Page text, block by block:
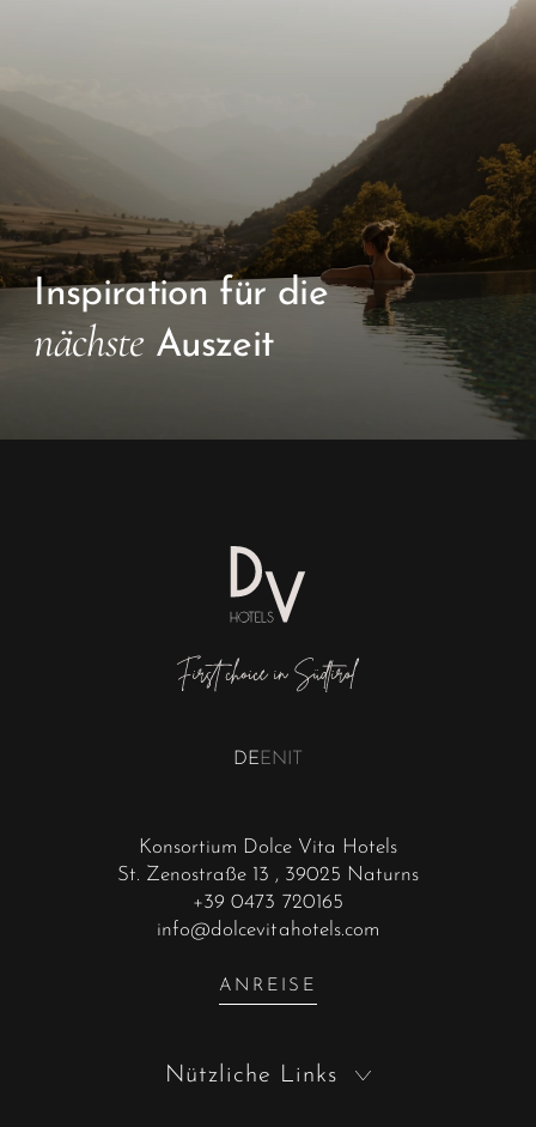
Inspiration für die
nächste Auszeit
Konsortium Dolce Vita Hotels
St. Zenostraße 13 , 39025 Naturns
+39 0473 720165
info@dolcevitahotels.com
ANREISE
DEEN
Nützliche Links